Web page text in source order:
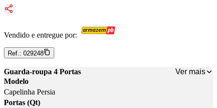
Vendido e entregue por:
Ref.: 029248
Guarda-roupa 4 Portas
Ver mais
Modelo
Capelinha Persia
Portas (Qt)